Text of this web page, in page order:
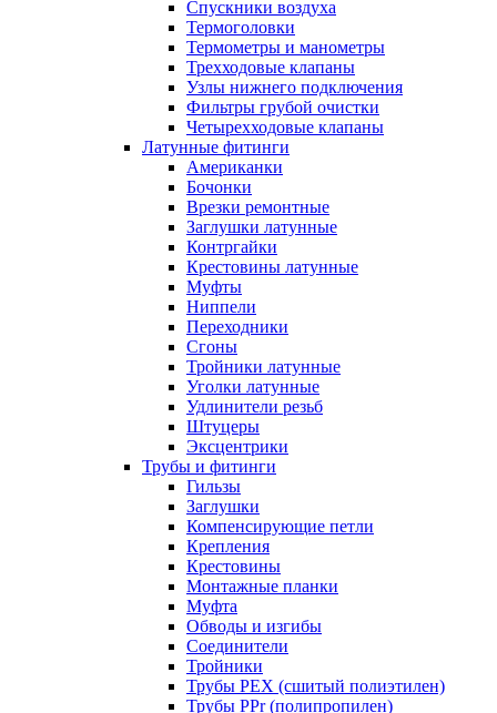
Спускники воздуха
Термоголовки
Термометры и манометры
Трехходовые клапаны
Узлы нижнего подключения
Фильтры грубой очистки
Четырехходовые клапаны
Латунные фитинги
Американки
Бочонки
Врезки ремонтные
Заглушки латунные
Контргайки
Крестовины латунные
Муфты
Ниппели
Переходники
Сгоны
Тройники латунные
Уголки латунные
Удлинители резьб
Штуцеры
Эксцентрики
Трубы и фитинги
Гильзы
Заглушки
Компенсирующие петли
Крепления
Крестовины
Монтажные планки
Муфта
Обводы и изгибы
Соединители
Тройники
Трубы PEX (сшитый полиэтилен)
Трубы PPr (полипропилен)